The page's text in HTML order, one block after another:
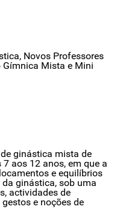
Novos Professores
Gímnica Mista e Mini
ginástica mista de
aos 12 anos, em que a
e equilíbrios
ginástica, sob uma
actividades de
e noções de